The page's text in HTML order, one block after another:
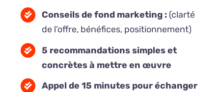
Conseils de fond marketing : (clarté
de l’offre, bénéfices, positionnement)
5 recommandations simples et
concrètes à mettre en œuvre
Appel de 15 minutes pour échanger